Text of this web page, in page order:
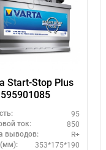
Start-Stop Plus
95
ток: 850
выводов: R+
353*175*190